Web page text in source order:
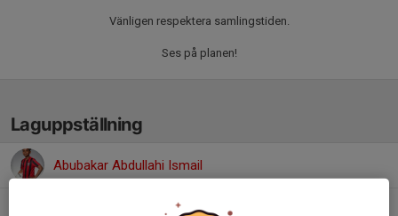
Vänligen respektera samlingstiden.
Ses på planen!
Laguppställning
Abubakar Abdullahi Ismail